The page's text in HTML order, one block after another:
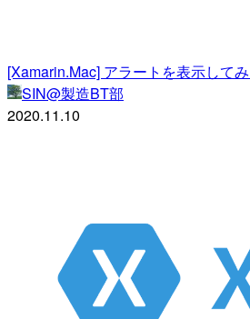
[Xamarin.Mac] アラートを表示して
SIN@製造BT部
2020.11.10